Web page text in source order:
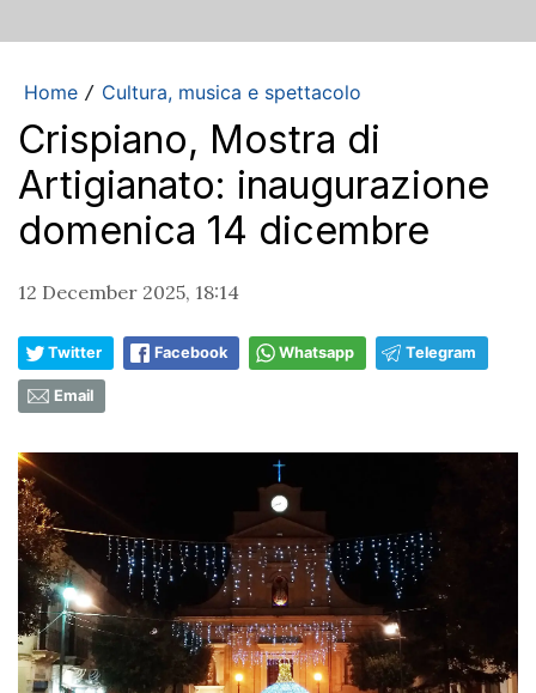
Home / Cultura, musica e spettacolo
Crispiano, Mostra di
Artigianato: inaugurazione
domenica 14 dicembre
12 December 2025, 18:14
Twitter Facebook Whatsapp Telegram
Email